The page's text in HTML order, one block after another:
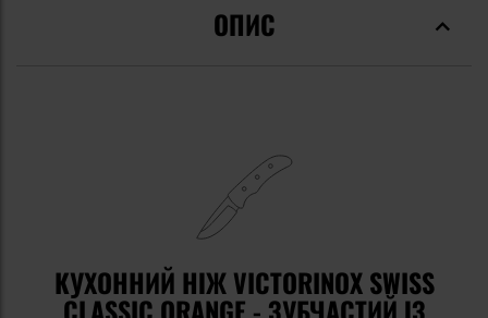
ОПИС
КУХОННИЙ НІЖ VICTORINOX SWISS